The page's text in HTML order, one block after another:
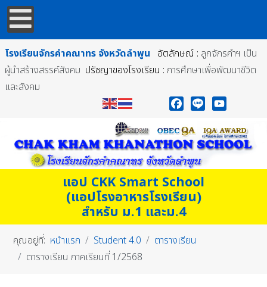
โรงเรียนจักรคำคณาทร จังหวัดลำพูน อัตลักษณ์ : ลูกจักรคำฯ เป็น
ผู้นำสร้างสรรค์สังคม ปรัชญาของโรงเรียน : การศึกษาเพื่อพัฒนาชีวิต
และสังคม
แอป CKK Smart School
(แอปโรงอาหารโรงเรียน)
สำหรับ ม.1 และม.4
คุณอยู่ที่: หน้าแรก Student 4.0
ตารางเรียน
ตารางเรียน ภาคเรียนที่ 1/2568